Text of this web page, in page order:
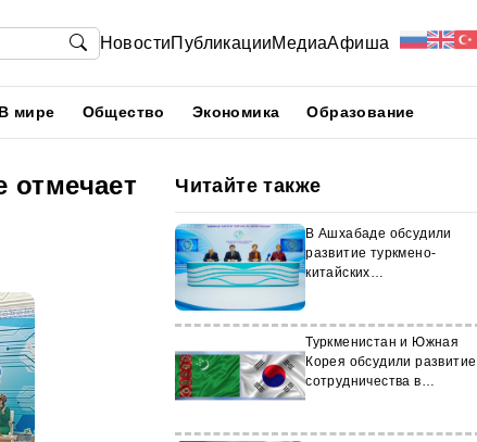
НовостиПубликацииМедиаАфиша
В мире Общество Экономика Образование
Читайте также
В Ашхабаде обсудили
развитие туркмено-
китайских
Туркменистан и Южная
Корея обсудили развитие
сотрудничества в